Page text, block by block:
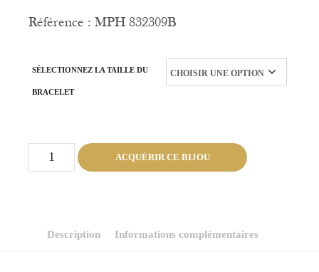
Référence : MPH 832309B
SÉLECTIONNEZ LA TAILLE DU
BRACELET
quantité
Mon
ACQUÉRIR CE BIJOU
Description Informations complémentaires